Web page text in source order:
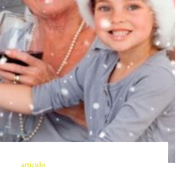
artículo